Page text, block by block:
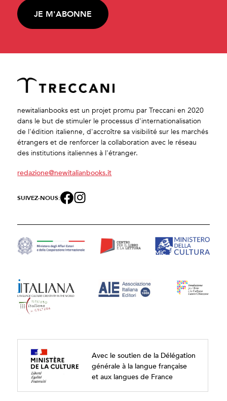
JE M'ABONNE
newitalianbooks est un projet promu par Treccani en 2020
dans le but de stimuler le processus d'internationalisation
de l'édition italienne, d'accroître sa visibilité sur les marchés
étrangers et de renforcer la collaboration avec le réseau
des institutions italiennes à l'étranger.
redazione@newitalianbooks.it
SUIVEZ-NOUS:
Avec le soutien de la Délégation
générale à la langue française
et aux langues de France